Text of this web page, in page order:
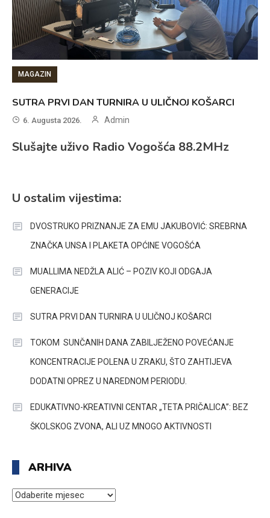
MAGAZIN
SUTRA PRVI DAN TURNIRA U ULIČNOJ KOŠARCI
6. Augusta 2026. Admin
Slušajte uživo Radio Vogošća 88.2MHz
U ostalim vijestima:
DVOSTRUKO PRIZNANJE ZA EMU JAKUBOVIĆ: SREBRNA
ZNAČKA UNSA I PLAKETA OPĆINE VOGOŠĆA
MUALLIMA NEDŽLA ALIĆ – POZIV KOJI ODGAJA
GENERACIJE
SUTRA PRVI DAN TURNIRA U ULIČNOJ KOŠARCI
TOKOM SUNČANIH DANA ZABILJEŽENO POVEĆANJE
KONCENTRACIJE POLENA U ZRAKU, ŠTO ZAHTIJEVA
DODATNI OPREZ U NAREDNOM PERIODU.
EDUKATIVNO-KREATIVNI CENTAR „TETA PRIČALICA”: BEZ
ŠKOLSKOG ZVONA, ALI UZ MNOGO AKTIVNOSTI
ARHIVA
ARHIVA